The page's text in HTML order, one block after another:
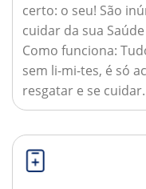
certo: o seu! São
cuidar da sua
Como funciona:
sem li-mi-tes, é só
resgatar e se cuidar.